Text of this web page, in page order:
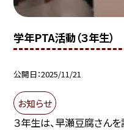
学年PTA活動（３年生）
公開日 2025/11/21
お知らせ
３年生は、早瀬豆腐さんを